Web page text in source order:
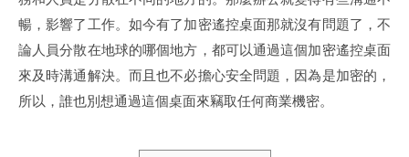
暢，影響了工作。如今有了加密遙控桌面那就沒有問題了，不
論人員分散在地球的哪個地方，都可以通過這個加密遙控桌面
來及時溝通解決。而且也不必擔心安全問題，因為是加密的，
所以，誰也別想通過這個桌面來竊取任何商業機密。